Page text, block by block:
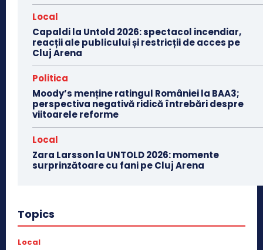
Local
Capaldi la Untold 2026: spectacol incendiar,
reacții ale publicului și restricții de acces pe
Cluj Arena
Politica
Moody’s menține ratingul României la BAA3;
perspectiva negativă ridică întrebări despre
viitoarele reforme
Local
Zara Larsson la UNTOLD 2026: momente
surprinzătoare cu fani pe Cluj Arena
Topics
Local